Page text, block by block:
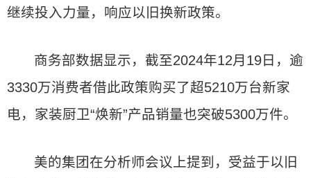
继续投入力量，响应以旧换新政策。
商务部数据显示，截至2024年12月19日，逾
3330万消费者借此政策购买了超5210万台新家
电，家装厨卫“焕新”产品销量也突破5300万件。
美的集团在分析师会议上提到，受益于以旧